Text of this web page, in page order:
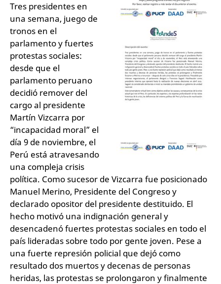
Tres presidentes en
una semana, juego de
tronos en el
parlamento y fuertes
protestas sociales:
desde que el
parlamento peruano
decidió remover del
cargo al presidente
Martín Vizcarra por
“incapacidad moral” el
día 9 de noviembre, el
Perú está atravesando
una compleja crisis
política. Como sucesor de Vizcarra fue posicionado
Manuel Merino, Presidente del Congreso y
declarado opositor del presidente destituido. El
hecho motivó una indignación general y
desencadenó fuertes protestas sociales en todo el
país lideradas sobre todo por gente joven. Pese a
una fuerte represión policial que dejó como
resultado dos muertos y decenas de personas
heridas, las protestas se prolongaron y finalmente